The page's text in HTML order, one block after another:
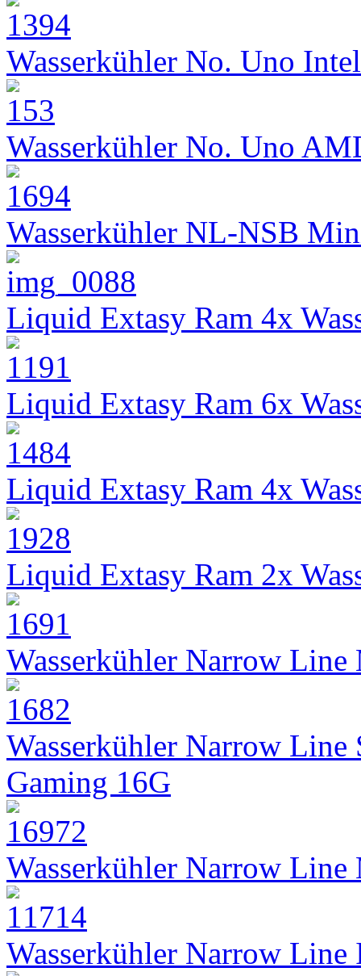
Wasserkühler No. Uno Intel
Wasserkühler No. Uno
Wasserkühler NL-NSB
Liquid Extasy Ram 4x
Liquid Extasy Ram 6x
Liquid Extasy Ram 4x
Liquid Extasy Ram 2x
Wasserkühler Narrow
Wasserkühler Narrow
Gaming 16G
Wasserkühler Narrow
Wasserkühler Narrow